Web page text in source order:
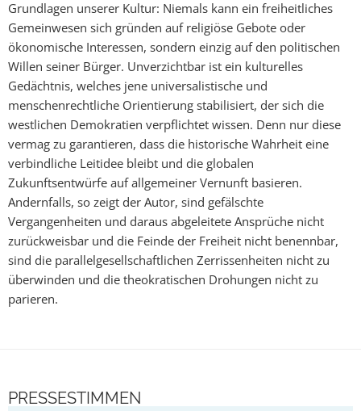
Grundlagen unserer Kultur: Niemals kann ein freiheitliches
Gemeinwesen sich gründen auf religiöse Gebote oder
ökonomische Interessen, sondern einzig auf den politischen
Willen seiner Bürger. Unverzichtbar ist ein kulturelles
Gedächtnis, welches jene universalistische und
menschenrechtliche Orientierung stabilisiert, der sich die
westlichen Demokratien verpflichtet wissen. Denn nur diese
vermag zu garantieren, dass die historische Wahrheit eine
verbindliche Leitidee bleibt und die globalen
Zukunftsentwürfe auf allgemeiner Vernunft basieren.
Andernfalls, so zeigt der Autor, sind gefälschte
Vergangenheiten und daraus abgeleitete Ansprüche nicht
zurückweisbar und die Feinde der Freiheit nicht benennbar,
sind die parallelgesellschaftlichen Zerrissenheiten nicht zu
überwinden und die theokratischen Drohungen nicht zu
parieren.
PRESSESTIMMEN